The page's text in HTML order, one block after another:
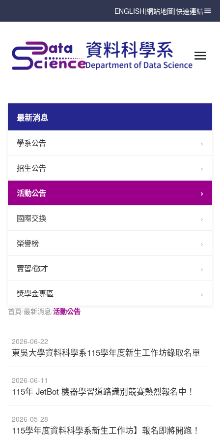
ENGLISH|網站地圖|快速連結
最新消息
學系公告
招生公告
活動公告
國際交換
榮譽榜
實習/徵才
獎學金專區
首頁/最新消息/活動公告
2026-06-22
東吳大學資料科學系115學年度新生工作坊錄取名單
2026-06-11
115年 JetBot 機器學習道路識別競賽熱烈報名中！
2026-05-28
115學年度資料科學系新生工作坊】報名即將開跑！